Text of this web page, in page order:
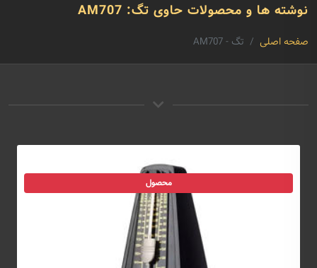
نوشته ها و محصولات حاوی تگ: AM707
صفحه اصلی تگ - AM707
محصول